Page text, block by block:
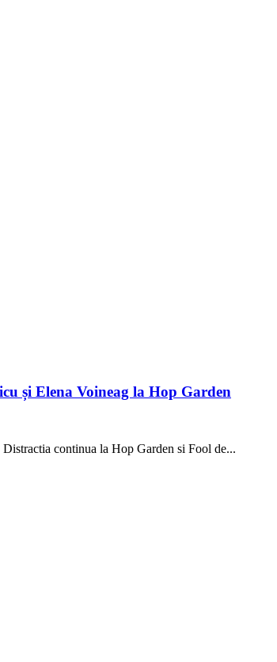
și Elena Voineag la Hop Garden
continua la Hop Garden si Fool de...